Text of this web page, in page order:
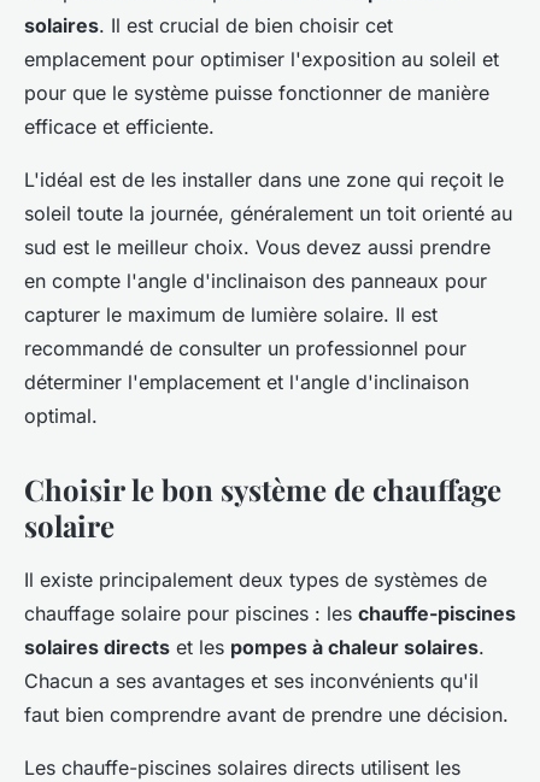
solaires. Il est crucial de bien choisir cet
emplacement pour optimiser l'exposition au soleil et
pour que le système puisse fonctionner de manière
efficace et efficiente.
L'idéal est de les installer dans une zone qui reçoit le
soleil toute la journée, généralement un toit orienté au
sud est le meilleur choix. Vous devez aussi prendre
en compte l'angle d'inclinaison des panneaux pour
capturer le maximum de lumière solaire. Il est
recommandé de consulter un professionnel pour
déterminer l'emplacement et l'angle d'inclinaison
optimal.
Choisir le bon système de chauffage
solaire
Il existe principalement deux types de systèmes de
chauffage solaire pour piscines : les chauffe-piscines
solaires directs et les pompes à chaleur solaires.
Chacun a ses avantages et ses inconvénients qu'il
faut bien comprendre avant de prendre une décision.
Les chauffe-piscines solaires directs utilisent les